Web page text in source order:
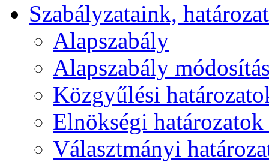
Szabályzataink,
Alapszabály
Alapszabály
Közgyűlési
Elnökségi határozatok
Választmányi